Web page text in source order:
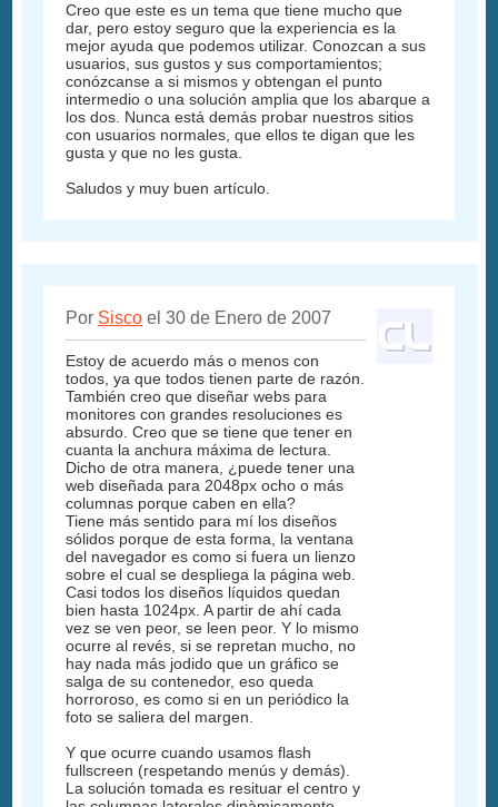
Creo que este es un tema que tiene mucho que
dar, pero estoy seguro que la experiencia es la
mejor ayuda que podemos utilizar. Conozcan a sus
usuarios, sus gustos y sus comportamientos;
conózcanse a si mismos y obtengan el punto
intermedio o una solución amplia que los abarque a
los dos. Nunca está demás probar nuestros sitios
con usuarios normales, que ellos te digan que les
gusta y que no les gusta.
Saludos y muy buen artículo.
Por Sisco el 30 de Enero de 2007
Estoy de acuerdo más o menos con
todos, ya que todos tienen parte de razón.
También creo que diseñar webs para
monitores con grandes resoluciones es
absurdo. Creo que se tiene que tener en
cuanta la anchura máxima de lectura.
Dicho de otra manera, ¿puede tener una
web diseñada para 2048px ocho o más
columnas porque caben en ella?
Tiene más sentido para mí los diseños
sólidos porque de esta forma, la ventana
del navegador es como si fuera un lienzo
sobre el cual se despliega la página web.
Casi todos los diseños líquidos quedan
bien hasta 1024px. A partir de ahí cada
vez se ven peor, se leen peor. Y lo mismo
ocurre al revés, si se repretan mucho, no
hay nada más jodido que un gráfico se
salga de su contenedor, eso queda
horroroso, es como si en un periódico la
foto se saliera del margen.
Y que ocurre cuando usamos flash
fullscreen (respetando menús y demás).
La solución tomada es resituar el centro y